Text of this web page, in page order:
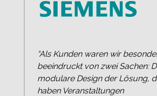
“Als Kunden waren wir
beeindruckt von zwei Sachen:
modulare Design der Lösung,
haben Veranstaltungen